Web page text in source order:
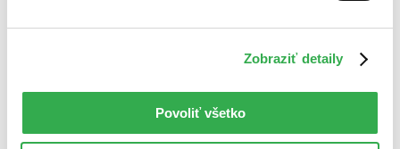
Zobraziť detaily
Povoliť všetko
EN